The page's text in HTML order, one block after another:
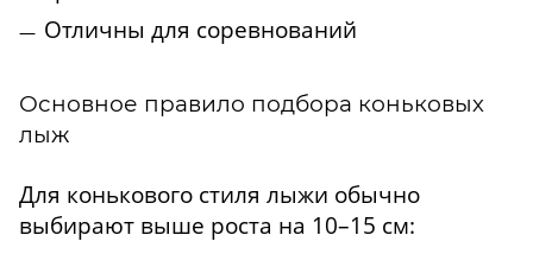
Отличны для соревнований
Основное правило подбора коньковых
лыж
Для конькового стиля лыжи обычно
выбирают выше роста на 10–15 см: